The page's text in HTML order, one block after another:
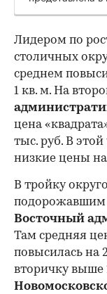
Лидером по
столичных
среднем
1 кв. м. На
цена
тыс. руб. В
низкие цены
В тройку
подорожавшим
Восточный
Там средняя
повысилась на
вторичку выше